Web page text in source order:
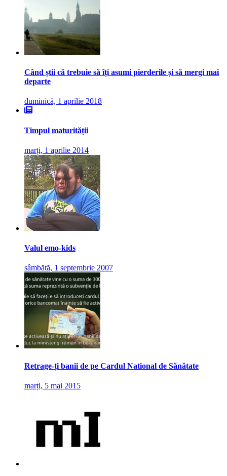
Când știi că trebuie să îți asumi pierderile și să mergi mai
departe
duminică, 1 aprilie 2018
Timpul maturității
marți, 1 aprilie 2014
Valul emo-kids
sâmbătă, 1 septembrie 2007
Retrage-ți banii de pe Cardul National de Sănătate
marți, 5 mai 2015